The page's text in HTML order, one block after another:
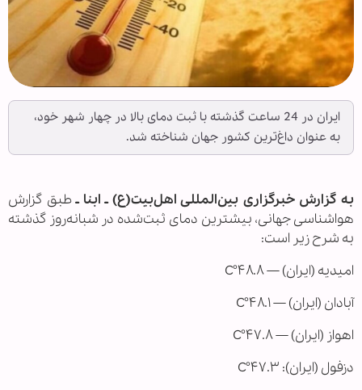
ایران در 24 ساعت گذشته با ثبت دمای بالا در چهار شهر خود،
به عنوان داغ‌ترین کشور جهان شناخته شد.
به گزارش خبرگزاری بین‌المللی اهل‌بیت(ع) ـ ابنا ـطبق گزارش
هواشناسی جهانی، بیشترین دمای ثبت‌شده در شبانه‌روز گذشته
به شرح زیر است:
امیدیه (ایران) — ۴۸.۸°C
آبادان (ایران) — ۴۸.۱°C
اهواز (ایران) — ۴۷.۸°C
دزفول (ایران): ۴۷.۳°C